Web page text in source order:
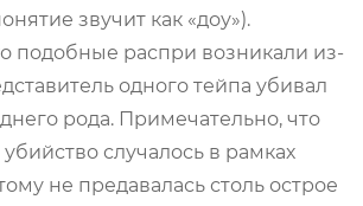
звучит как «доу»).
подобные распри возникали из-
одного тейпа убивал
рода. Примечательно, что
случалось в рамках
не предавалась столь острое